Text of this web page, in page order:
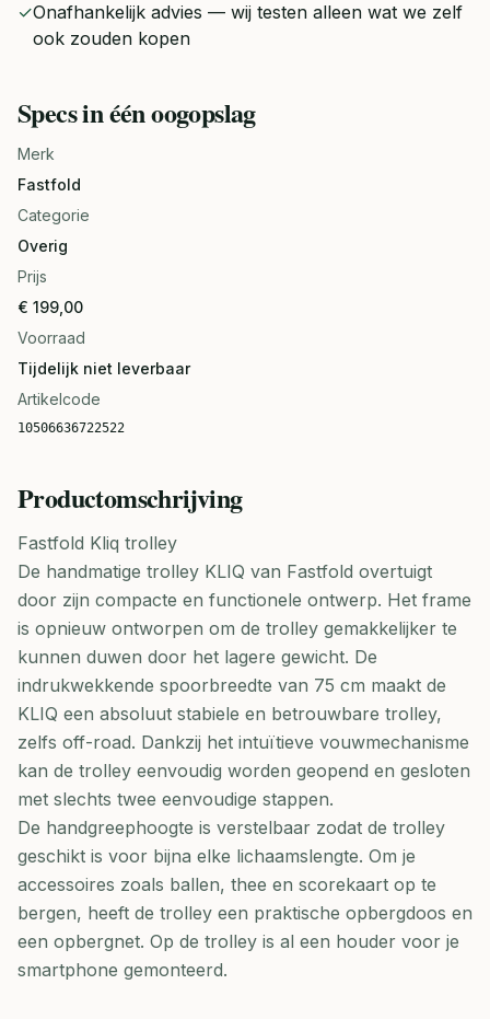
✓Onafhankelijk advies — wij testen alleen wat we zelf
ook zouden kopen
Specs in één oogopslag
Merk
Fastfold
Categorie
Overig
Prijs
€ 199,00
Voorraad
Tijdelijk niet leverbaar
Artikelcode
10506636722522
Productomschrijving
Fastfold Kliq trolley
De handmatige trolley KLIQ van Fastfold overtuigt
door zijn compacte en functionele ontwerp. Het frame
is opnieuw ontworpen om de trolley gemakkelijker te
kunnen duwen door het lagere gewicht. De
indrukwekkende spoorbreedte van 75 cm maakt de
KLIQ een absoluut stabiele en betrouwbare trolley,
zelfs off-road. Dankzij het intuïtieve vouwmechanisme
kan de trolley eenvoudig worden geopend en gesloten
met slechts twee eenvoudige stappen.
De handgreephoogte is verstelbaar zodat de trolley
geschikt is voor bijna elke lichaamslengte. Om je
accessoires zoals ballen, thee en scorekaart op te
bergen, heeft de trolley een praktische opbergdoos en
een opbergnet. Op de trolley is al een houder voor je
smartphone gemonteerd.